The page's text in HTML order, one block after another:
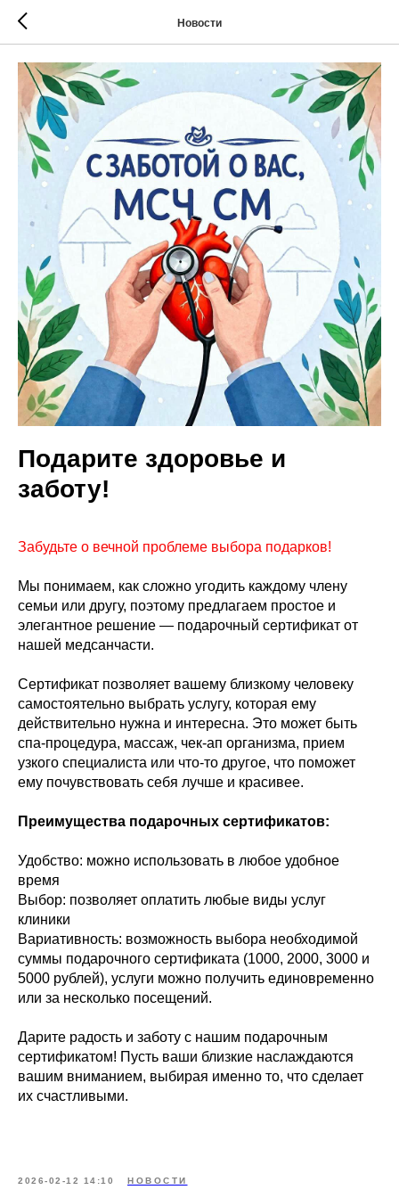
Новости
Подарите здоровье и
заботу!
Забудьте о вечной проблеме выбора подарков!
Мы понимаем, как сложно угодить каждому члену
семьи или другу, поэтому предлагаем простое и
элегантное решение — подарочный сертификат от
нашей медсанчасти.
Сертификат позволяет вашему близкому человеку
самостоятельно выбрать услугу, которая ему
действительно нужна и интересна. Это может быть
спа-процедура, массаж, чек-ап организма, прием
узкого специалиста или что-то другое, что поможет
ему почувствовать себя лучше и красивее.
Преимущества подарочных сертификатов:
Удобство: можно использовать в любое удобное
время
Выбор: позволяет оплатить любые виды услуг
клиники
Вариативность: возможность выбора необходимой
суммы подарочного сертификата (1000, 2000, 3000 и
5000 рублей), услуги можно получить единовременно
или за несколько посещений.
Дарите радость и заботу с нашим подарочным
сертификатом! Пусть ваши близкие наслаждаются
вашим вниманием, выбирая именно то, что сделает
их счастливыми.
2026-02-12 14:10 НОВОСТИ